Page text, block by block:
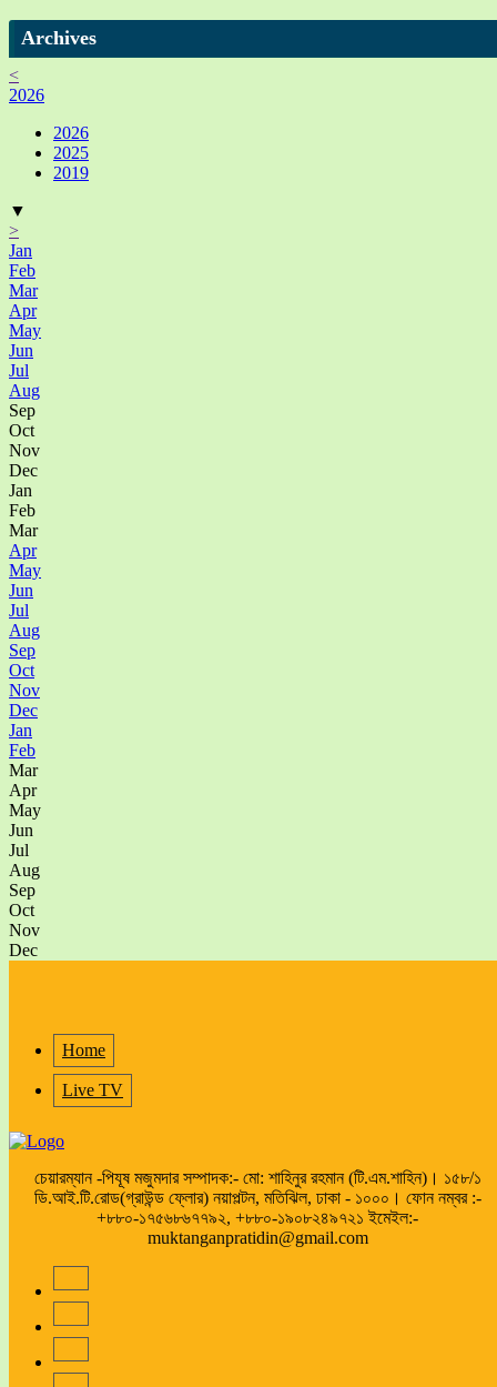
Archives
<
2026
2026
2025
2019
▼
>
Jan
Feb
Mar
Apr
May
Jun
Jul
Aug
Sep
Oct
Nov
Dec
Jan
Feb
Mar
Apr
May
Jun
Jul
Aug
Sep
Oct
Nov
Dec
Jan
Feb
Mar
Apr
May
Jun
Jul
Aug
Sep
Oct
Nov
Dec
Home
Live TV
চেয়ারম্যান -পিযূষ মজুমদার সম্পাদক:- মো: শাহিনুর রহমান (টি.এম.শাহিন)। ১৫৮/১
ডি.আই.টি.রোড(গ্রাউন্ড ফ্লোর) নয়াপল্টন, মতিঝিল, ঢাকা - ১০০০। ফোন নম্বর :-
+৮৮০-১৭৫৬৮৬৭৭৯২, +৮৮০-১৯০৮২৪৯৭২১ ইমেইল:-
muktanganpratidin@gmail.com